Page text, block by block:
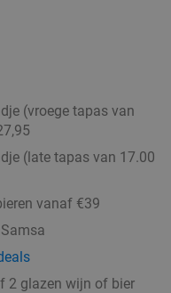
(vroege tapas van
(late tapas van 17.00
vanaf €39
2 glazen wijn of bier